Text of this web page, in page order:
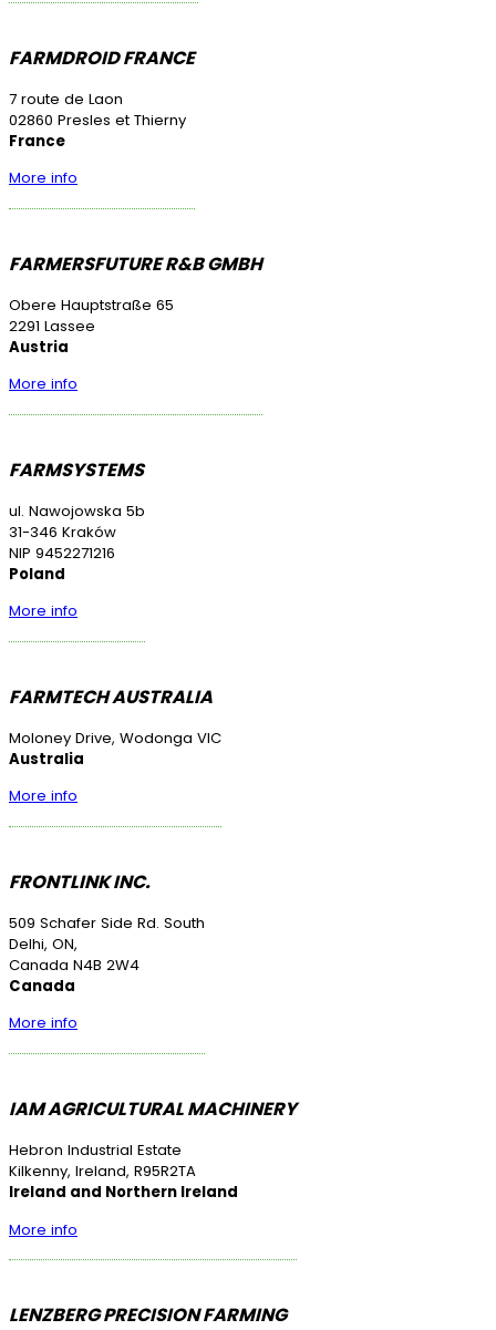
FARMDROID FRANCE
7 route de Laon
02860 Presles et Thierny
France
More info
FARMERSFUTURE R&B GMBH
Obere Hauptstraße 65
2291 Lassee
Austria
More info
FARMSYSTEMS
ul. Nawojowska 5b
31-346 Kraków
NIP 9452271216
Poland
More info
FARMTECH AUSTRALIA
Moloney Drive, Wodonga VIC
Australia
More info
FRONTLINK INC.
509 Schafer Side Rd. South
Delhi, ON,
Canada N4B 2W4
Canada
More info
IAM AGRICULTURAL MACHINERY
Hebron Industrial Estate
Kilkenny, Ireland, R95R2TA
Ireland and Northern Ireland
More info
LENZBERG PRECISION FARMING